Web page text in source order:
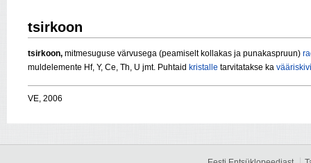
tsirkoon
tsirkoon, mitmesuguse värvusega (peamiselt kollakas ja punakaspruun)
muldelemente Hf, Y, Ce, Th, U jmt. Puhtaid kristalle tarvitatakse ka
VE, 2006